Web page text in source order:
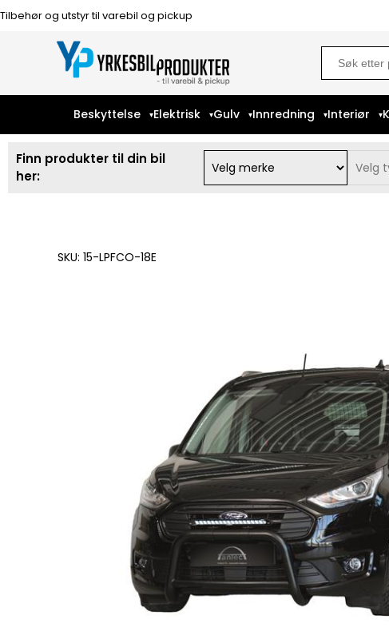
Tilbehør og utstyr til varebil og pickup
Search
for:
Beskyttelse Elektrisk Gulv Innredning Interiør
Finn produkter til din bil
her:
SKU: 15-LPFCO-18E